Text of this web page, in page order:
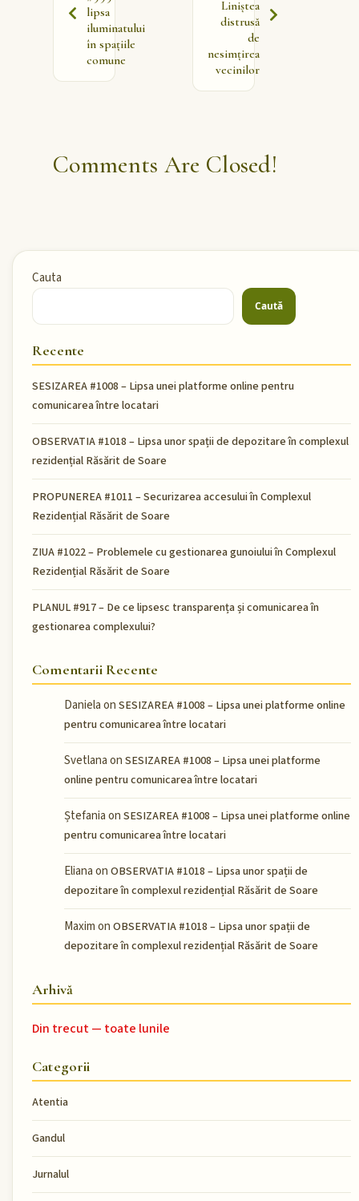
lipsa
iluminatului
în spațiile
comune
Liniștea
distrusă
de
nesimțirea
vecinilor
Comments Are Closed!
Cauta
Caută
Recente
SESIZAREA #1008 – Lipsa unei platforme online pentru
comunicarea între locatari
OBSERVATIA #1018 – Lipsa unor spații de depozitare în complexul
rezidențial Răsărit de Soare
PROPUNEREA #1011 – Securizarea accesului în Complexul
Rezidențial Răsărit de Soare
ZIUA #1022 – Problemele cu gestionarea gunoiului în Complexul
Rezidențial Răsărit de Soare
PLANUL #917 – De ce lipsesc transparența și comunicarea în
gestionarea complexului?
Comentarii Recente
Danielaon SESIZAREA #1008 – Lipsa unei platforme online
pentru comunicarea între locatari
Svetlanaon SESIZAREA #1008 – Lipsa unei platforme
online pentru comunicarea între locatari
Ștefaniaon SESIZAREA #1008 – Lipsa unei platforme online
pentru comunicarea între locatari
Elianaon OBSERVATIA #1018 – Lipsa unor spații de
depozitare în complexul rezidențial Răsărit de Soare
Maximon OBSERVATIA #1018 – Lipsa unor spații de
depozitare în complexul rezidențial Răsărit de Soare
Arhivă
Din trecut — toate lunile
Categorii
Atentia
Gandul
Jurnalul